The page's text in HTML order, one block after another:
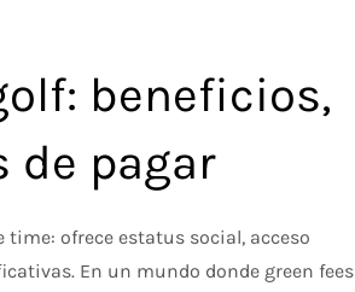
beneficios,
de pagar
ofrece estatus social, acceso
En un mundo donde green fees